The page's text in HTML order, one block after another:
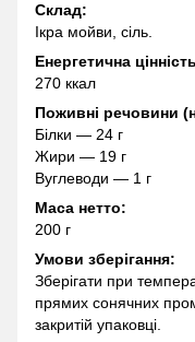
Склад:
Ікра мойви, сіль.
Енергетична
270 ккал
Поживні речовини
Білки — 24 г
Жири — 19 г
Вуглеводи — 1 г
Маса нетто:
200 г
Умови зберігання:
Зберігати при
прямих сонячних
закритій упаковці.